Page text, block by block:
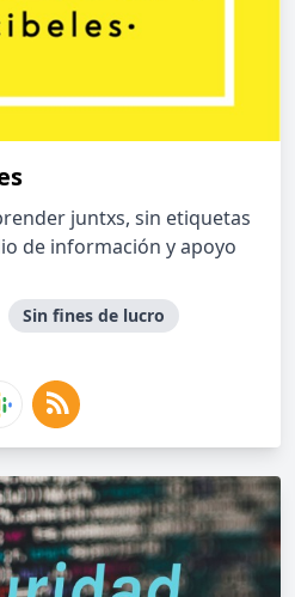
juntxs, sin etiquetas
de información y apoyo
Sin fines de lucro